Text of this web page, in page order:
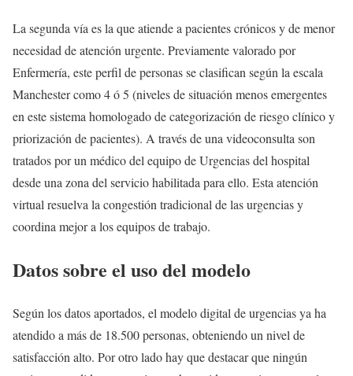
La segunda vía es la que atiende a pacientes crónicos y de menor
necesidad de atención urgente. Previamente valorado por
Enfermería, este perfil de personas se clasifican según la escala
Manchester como 4 ó 5 (niveles de situación menos emergentes
en este sistema homologado de categorización de riesgo clínico y
priorización de pacientes). A través de una videoconsulta son
tratados por un médico del equipo de Urgencias del hospital
desde una zona del servicio habilitada para ello. Esta atención
virtual resuelva la congestión tradicional de las urgencias y
coordina mejor a los equipos de trabajo.
Datos sobre el uso del modelo
Según los datos aportados, el modelo digital de urgencias ya ha
atendido a más de 18.500 personas, obteniendo un nivel de
satisfacción alto. Por otro lado hay que destacar que ningún